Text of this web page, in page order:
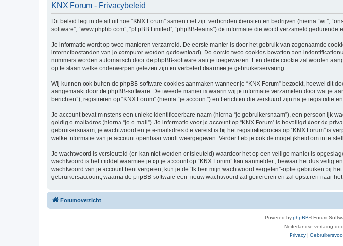
KNX Forum - Privacybeleid
Dit beleid legt in detail uit hoe “KNX Forum” samen met zijn verbonden diensten en bedrijven (hierna “wij”,
software”, “www.phpbb.com”, “phpBB Limited”, “phpBB-teams”) de informatie die wordt verzameld
Je informatie wordt op twee manieren verzameld. De eerste manier is door het gebruik van zogenaamde
internetbestanden van je computer worden gedownload). De eerste twee cookies bevatten een
nummers worden automatisch door de phpBB-software aan je toegewezen. Een derde cookie zal worden
op te slaan welke onderwerpen gelezen zijn en verbetert daarmee je gebruikerservaring.
Wij kunnen ook buiten de phpBB-software cookies aanmaken wanneer je “KNX Forum” bezoekt, hoewel dit
aangemaakt door de phpBB-software. De tweede manier is waarin wij je informatie verzamelen door wat je
berichten”), registreren op “KNX Forum” (hierna “je account”) en berichten die verstuurd zijn na je registratie
Je account bevat minstens een unieke identificeerbare naam (hierna “je gebruikersnaam”), een persoonlijk
geldig e-mailadres (hierna “je e-mail”). Je informatie voor je account op “KNX Forum” is beveiligd door de
gebruikersnaam, je wachtwoord en je e-mailadres die vereist is bij het registratieproces op “KNX Forum” is
welke informatie van je account openbaar wordt weergegeven. Verder heb je ook de mogelijkheid om in te
Je wachtwoord is versleuteld (en kan niet worden ontsleuteld) waardoor het op een veilige manier is
wachtwoord is het middel waarmee je op je account op “KNX Forum” kan aanmelden, bewaar het dus veilig
wachtwoord van je account bent vergeten, kun je de “Ik ben mijn wachtwoord vergeten”-optie gebruiken bij
gebruikersaccount, waarna de phpBB-software een nieuw wachtwoord zal genereren en zal opsturen naar
Forumoverzicht
Powered by phpBB® Forum
Nederlandse vertaling
Privacy |